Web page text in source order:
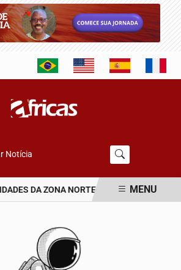
Notícia
DA ZONA NORTE DO RIO NATURA
MENU